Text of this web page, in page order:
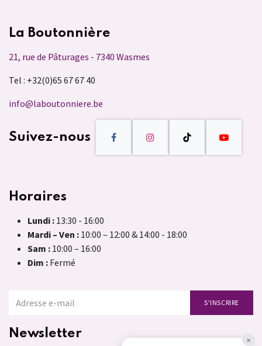
La Boutonnière
21, rue de Pâturages - 7340 Wasmes
Tel : +32(0)65 67 67 40
info@laboutonniere.be
Suivez-nous
Horaires
Lundi : 13:30 - 16:00
Mardi – Ven : 10:00 – 12:00 & 14:00 - 18:00
Sam : 10:00 – 16:00
Dim : Fermé
S'INSCRIRE
Newsletter ×